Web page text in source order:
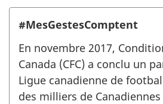
#MesGestesComptent
En novembre 2017,
Canada (CFC) a conclu un
Ligue canadienne de
des milliers de